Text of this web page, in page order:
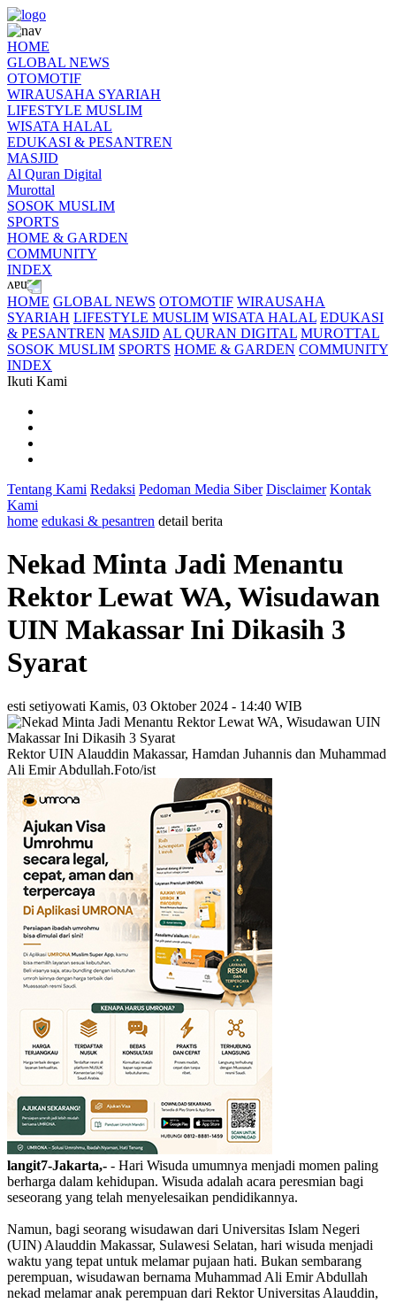
HOME
GLOBAL NEWS
OTOMOTIF
WIRAUSAHA SYARIAH
LIFESTYLE MUSLIM
WISATA HALAL
EDUKASI & PESANTREN
MASJID
Al Quran Digital
Murottal
SOSOK MUSLIM
SPORTS
HOME & GARDEN
COMMUNITY
INDEX
HOME GLOBAL NEWS OTOMOTIF WIRAUSAHA
SYARIAH LIFESTYLE MUSLIM WISATA HALAL EDUKASI
& PESANTREN MASJID AL QURAN DIGITAL MUROTTAL
SOSOK MUSLIM SPORTS HOME & GARDEN COMMUNITY
INDEX
Ikuti Kami
Tentang Kami Redaksi Pedoman Media Siber Disclaimer Kontak
Kami
home edukasi & pesantren detail berita
Nekad Minta Jadi Menantu
Rektor Lewat WA, Wisudawan
UIN Makassar Ini Dikasih 3
Syarat
esti setiyowati Kamis, 03 Oktober 2024 - 14:40 WIB
Rektor UIN Alauddin Makassar, Hamdan Juhannis dan Muhammad
Ali Emir Abdullah.Foto/ist
langit7-Jakarta,- - Hari Wisuda umumnya menjadi momen paling
berharga dalam kehidupan. Wisuda adalah acara peresmian bagi
seseorang yang telah menyelesaikan pendidikannya.
Namun, bagi seorang wisudawan dari Universitas Islam Negeri
(UIN) Alauddin Makassar, Sulawesi Selatan, hari wisuda menjadi
waktu yang tepat untuk melamar pujaan hati. Bukan sembarang
perempuan, wisudawan bernama Muhammad Ali Emir Abdullah
nekad melamar anak perempuan dari Rektor Universitas Alauddin,